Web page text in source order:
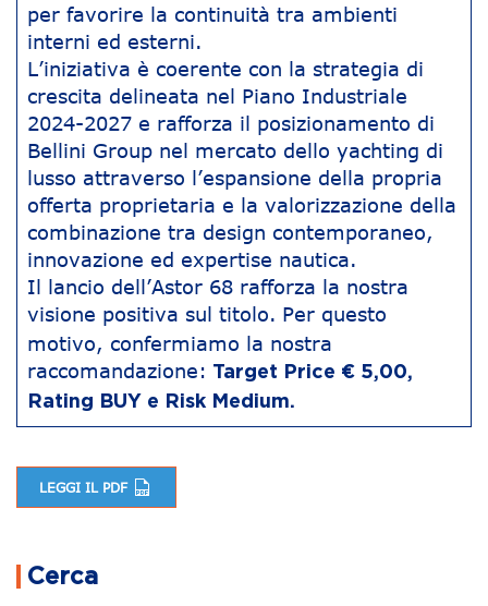
per favorire la continuità tra ambienti
interni ed esterni.
L’iniziativa è coerente con la strategia di
crescita delineata nel Piano Industriale
2024-2027 e rafforza il posizionamento di
Bellini Group nel mercato dello yachting di
lusso attraverso l’espansione della propria
offerta proprietaria e la valorizzazione della
combinazione tra design contemporaneo,
innovazione ed expertise nautica.
Il lancio dell’Astor 68 rafforza la nostra
visione positiva sul titolo. Per questo
motivo, confermiamo la nostra
raccomandazione: Target Price € 5,00,
Rating BUY e Risk Medium.
LEGGI IL PDF
Cerca